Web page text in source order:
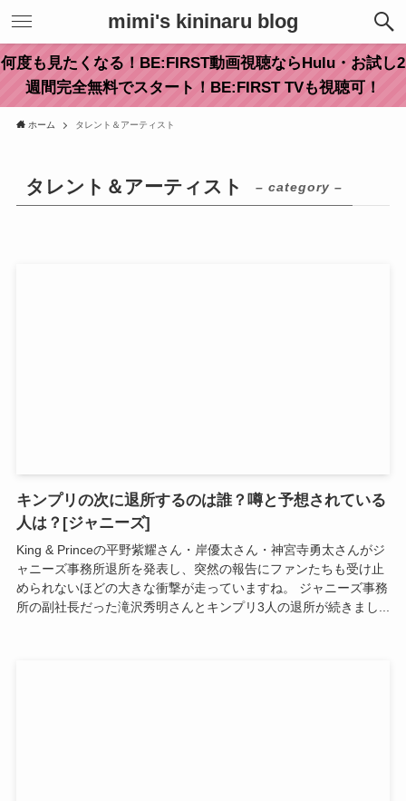
mimi's kininaru blog
何度も見たくなる！BE:FIRST動画視聴ならHulu・お試し2
週間完全無料でスタート！BE:FIRST TVも視聴可！
ホーム タレント＆アーティスト
タレント＆アーティスト – category –
キンプリの次に退所するのは誰？噂と予想されている
人は？[ジャニーズ]
King & Princeの平野紫耀さん・岸優太さん・神宮寺勇太さんがジ
ャニーズ事務所退所を発表し、突然の報告にファンたちも受け止
められないほどの大きな衝撃が走っていますね。 ジャニーズ事務
所の副社長だった滝沢秀明さんとキンプリ3人の退所が続きまし...